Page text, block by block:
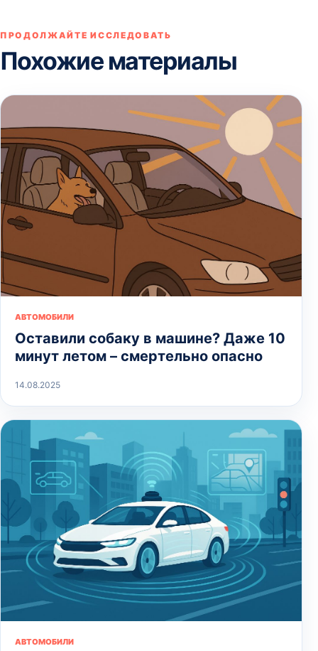
ПРОДОЛЖАЙТЕ ИССЛЕДОВАТЬ
Похожие материалы
АВТОМОБИЛИ
Оставили собаку в машине? Даже 10
минут летом – смертельно опасно
14.08.2025
АВТОМОБИЛИ